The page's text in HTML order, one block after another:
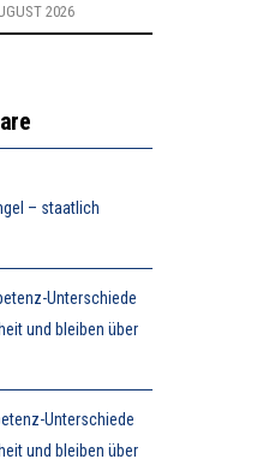
2026
– staatlich
Unterschiede
und bleiben über
Unterschiede
und bleiben über